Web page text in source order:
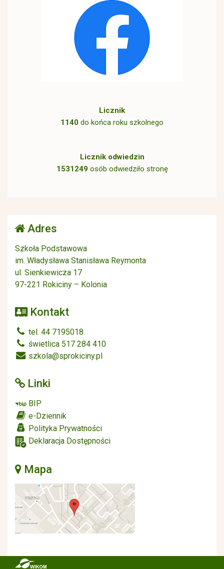
Licznik
1140 do końca roku szkolnego
Licznik odwiedzin
1531249osób odwiedziło stronę
Adres
Szkoła Podstawowa
im. Władysława Stanisława Reymonta
ul. Sienkiewicza 17
97-221 Rokiciny – Kolonia
Kontakt
tel. 44 7195018
świetlica 517 284 410
szkola@sprokiciny.pl
Linki
BIP
e-Dziennik
Polityka Prywatności
Deklaracja Dostępności
Mapa